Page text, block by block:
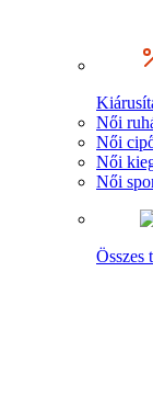
Női
Női
Női
Női
Összes